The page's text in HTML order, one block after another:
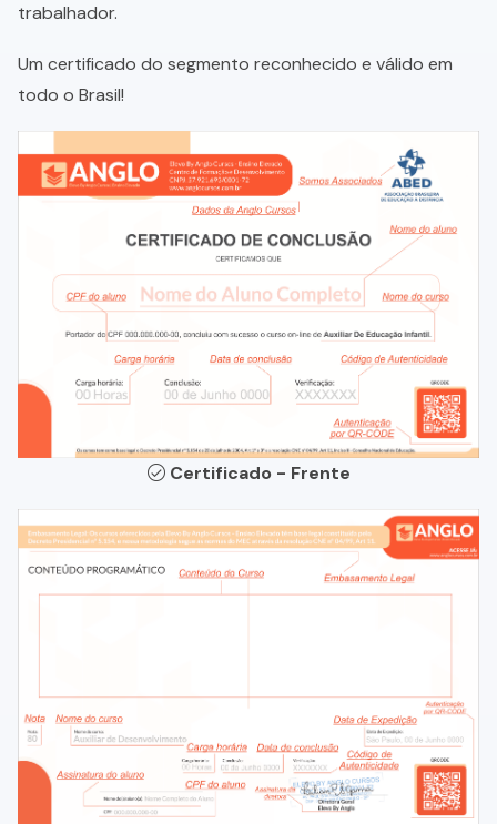
trabalhador.
Um certificado do segmento reconhecido e válido em
todo o Brasil!
Certificado - Frente